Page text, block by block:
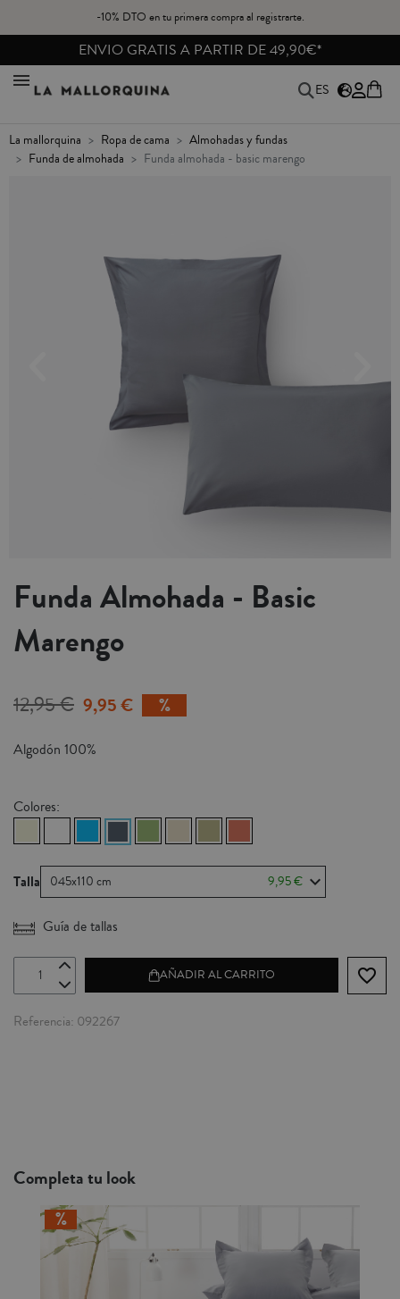
-10% DTO en tu primera compra al registrarte.
ENVIO GRATIS A PARTIR DE 49,90€*
ES
la mallorquina ropa de cama
almohadas y fundas
funda de almohada
funda almohada - basic marengo
Funda Almohada - Basic
Marengo
12,95 € 9,95 €
Algodón 100%
Colores:
Talla 045x110 cm 9,95 €
Guía de tallas
AÑADIR AL CARRITO favorite_border
Referencia 092267
Completa tu look